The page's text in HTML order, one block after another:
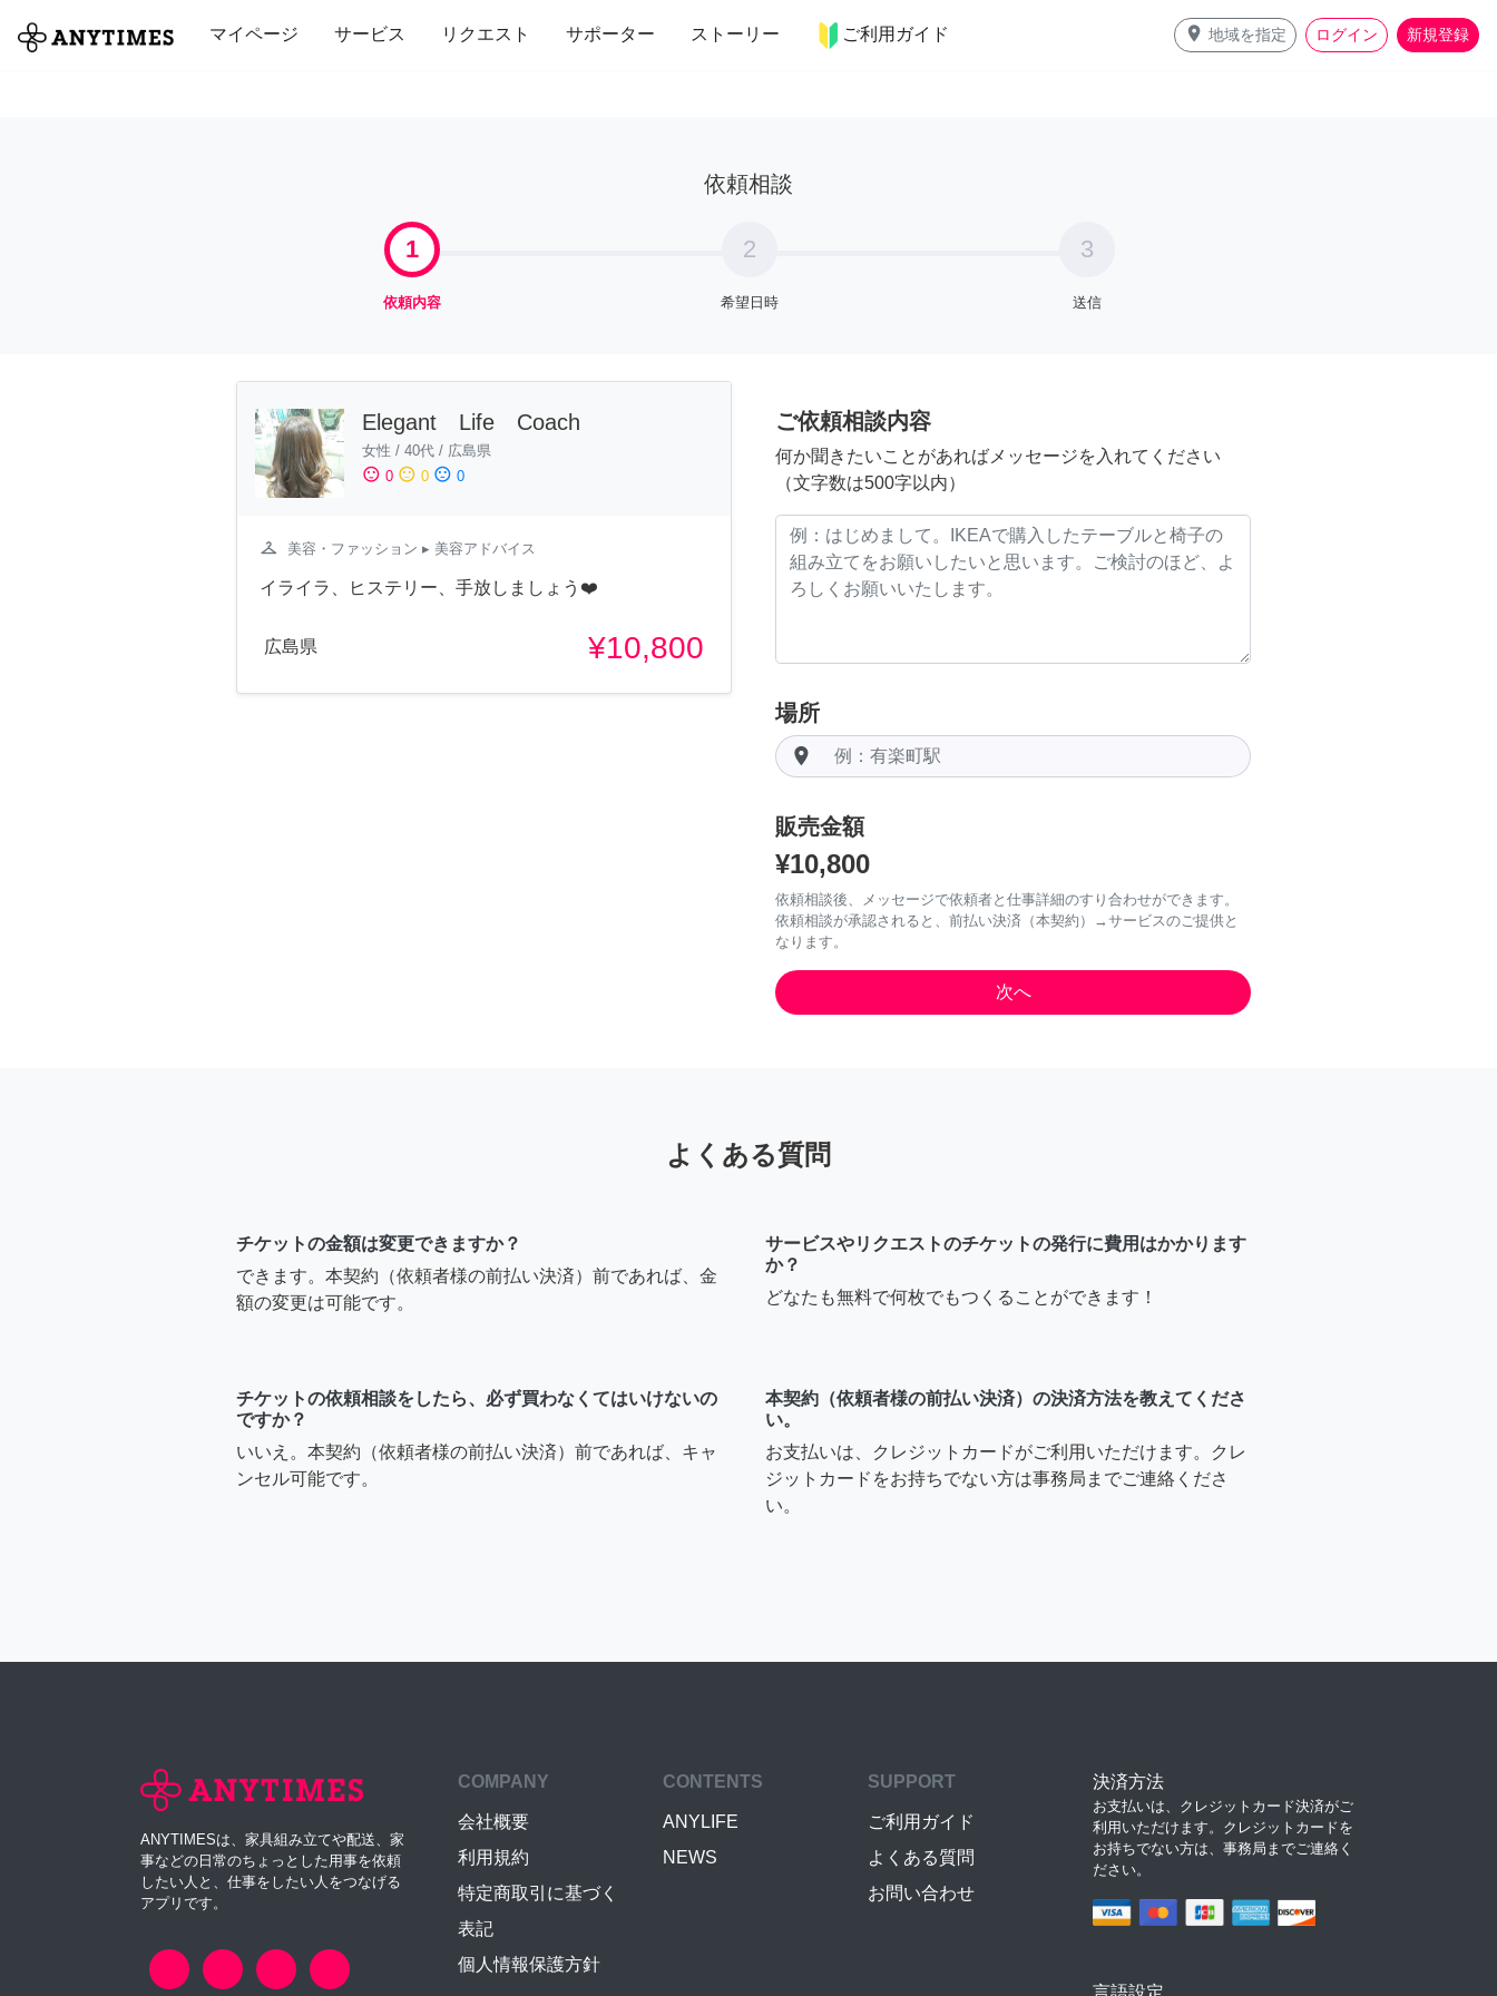
マイページ サービス リクエスト サポーター ストーリー ご利用ガイド place 地域を指定 ログイン 新規登録
全て 修理・組立 家事 引っ越し インテリア 趣味・習い事 ペット 料理
依頼相談
1
依頼内容
2
希望日時
3
送信
Elegant Life Coach
女性 / 40代 / 広島県
sentiment_satisfied 0 sentiment_neutral 0 sentiment_dissatisfied 0
checkroom 美容・ファッション ▸ 美容アドバイス
イライラ、ヒステリー、手放しましょう❤️
広島県 ¥10,800
ご依頼相談内容
何か聞きたいことがあればメッセージを入れてください
（文字数は500字以内）
場所
room
販売金額
¥10,800
依頼相談後、メッセージで依頼者と仕事詳細のすり合わせができます。
依頼相談が承認されると、前払い決済（本契約）→サービスのご提供と
なります。
よくある質問
チケットの金額は変更できますか？
できます。本契約（依頼者様の前払い決済）前であれば、金
額の変更は可能です。
サービスやリクエストのチケットの発行に費用はかかります
か？
どなたも無料で何枚でもつくることができます！
チケットの依頼相談をしたら、必ず買わなくてはいけないの
ですか？
いいえ。本契約（依頼者様の前払い決済）前であれば、キャ
ンセル可能です。
本契約（依頼者様の前払い決済）の決済方法を教えてくださ
い。
お支払いは、クレジットカードがご利用いただけます。クレ
ジットカードをお持ちでない方は事務局までご連絡くださ
い。
ANYTIMESは、家具組み立てや配送、家
事などの日常のちょっとした用事を依頼
したい人と、仕事をしたい人をつなげる
アプリです。
COMPANY
会社概要
利用規約
特定商取引に基づく
表記
個人情報保護方針
CONTENTS
ANYLIFE
NEWS
SUPPORT
ご利用ガイド
よくある質問
お問い合わせ
決済方法
お支払いは、クレジットカード決済がご
利用いただけます。クレジットカードを
お持ちでない方は、事務局までご連絡く
ださい。
言語設定